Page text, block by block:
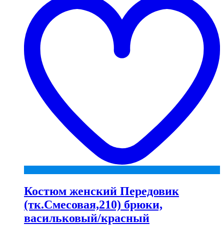
Костюм женский Передовик
(тк.Смесовая,210) брюки,
васильковый/красный